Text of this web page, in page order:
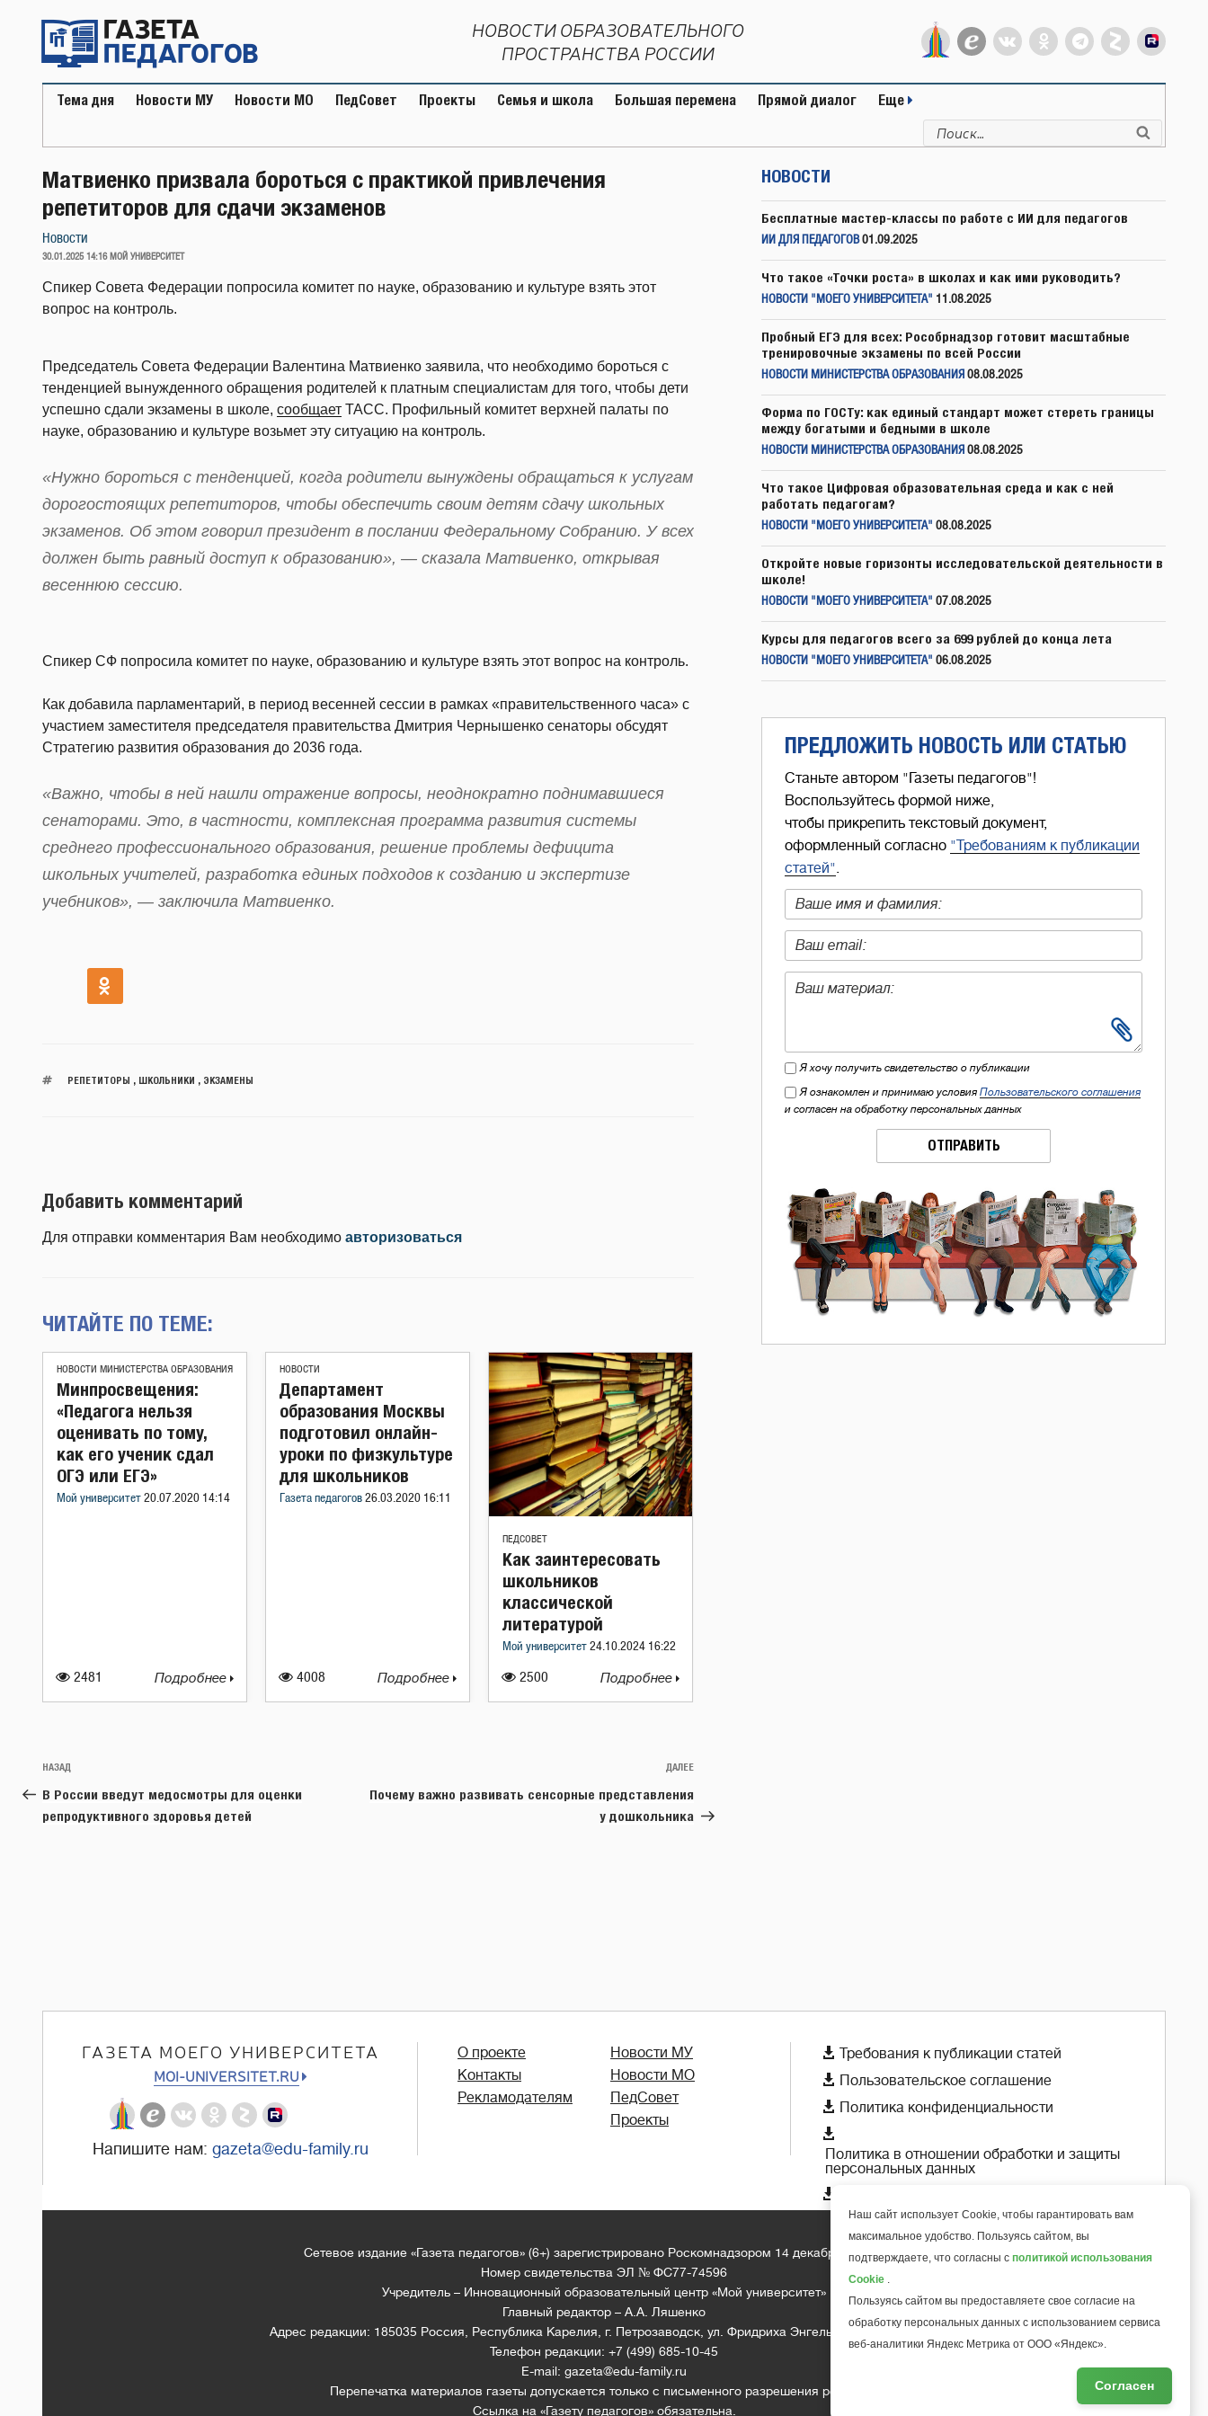
содержимому
НОВОСТИ ОБРАЗОВАТЕЛЬНОГО
ПРОСТРАНСТВА РОССИИ
Тема дня Новости МУ Новости МО ПедСовет Проекты Семья и школа Большая перемена Прямой диалог Еще
Искать:
Матвиенко призвала бороться с практикой привлечения
репетиторов для сдачи экзаменов
Новости
ОПУБЛИКОВАНО
30.01.2025 14:16 МОЙ УНИВЕРСИТЕТ
Спикер Совета Федерации попросила комитет по науке, образованию и культуре взять этот
вопрос на контроль.
Председатель Совета Федерации Валентина Матвиенко заявила, что необходимо бороться с
тенденцией вынужденного обращения родителей к платным специалистам для того, чтобы дети
успешно сдали экзамены в школе, сообщает ТАСС. Профильный комитет верхней палаты по
науке, образованию и культуре возьмет эту ситуацию на контроль.
«Нужно бороться с тенденцией, когда родители вынуждены обращаться к услугам
дорогостоящих репетиторов, чтобы обеспечить своим детям сдачу школьных
экзаменов. Об этом говорил президент в послании Федеральному Собранию. У всех
должен быть равный доступ к образованию», — сказала Матвиенко, открывая
весеннюю сессию.
Спикер СФ попросила комитет по науке, образованию и культуре взять этот вопрос на контроль.
Как добавила парламентарий, в период весенней сессии в рамках «правительственного часа» с
участием заместителя председателя правительства Дмитрия Чернышенко сенаторы обсудят
Стратегию развития образования до 2036 года.
«Важно, чтобы в ней нашли отражение вопросы, неоднократно поднимавшиеся
сенаторами. Это, в частности, комплексная программа развития системы
среднего профессионального образования, решение проблемы дефицита
школьных учителей, разработка единых подходов к созданию и экспертизе
учебников», — заключила Матвиенко.
РЕПЕТИТОРЫ ШКОЛЬНИКИ ЭКЗАМЕНЫ
Добавить комментарий
Для отправки комментария Вам необходимо авторизоваться
ЧИТАЙТЕ ПО ТЕМЕ:
НОВОСТИ МИНИСТЕРСТВА ОБРАЗОВАНИЯ
2481
Минпросвещения:
«Педагога нельзя
оценивать по тому,
как его ученик сдал
ОГЭ или ЕГЭ»
Мой университет 20.07.2020 14:14
Подробнее
НОВОСТИ
4008
Департамент
образования Москвы
подготовил онлайн-
уроки по физкультуре
для школьников
Газета педагогов 26.03.2020 16:11
Подробнее
ПЕДСОВЕТ
2500
Как заинтересовать
школьников
классической
литературой
Мой университет 24.10.2024 16:22
Подробнее
Навигация
по
записям
Предыдущая
запись:
НАЗАД
В России введут медосмотры для оценки
репродуктивного здоровья детей
Следующая
ДАЛЕЕ
Почему важно развивать сенсорные представления
у дошкольника
НОВОСТИ
Бесплатные мастер-классы по работе с ИИ для педагогов
ИИ ДЛЯ ПЕДАГОГОВ 01.09.2025
Что такое «Точки роста» в школах и как ими руководить?
НОВОСТИ "МОЕГО УНИВЕРСИТЕТА" 11.08.2025
Пробный ЕГЭ для всех: Рособрнадзор готовит масштабные
тренировочные экзамены по всей России
НОВОСТИ МИНИСТЕРСТВА ОБРАЗОВАНИЯ 08.08.2025
Форма по ГОСТу: как единый стандарт может стереть границы
между богатыми и бедными в школе
НОВОСТИ МИНИСТЕРСТВА ОБРАЗОВАНИЯ 08.08.2025
Что такое Цифровая образовательная среда и как с ней
работать педагогам?
НОВОСТИ "МОЕГО УНИВЕРСИТЕТА" 08.08.2025
Откройте новые горизонты исследовательской деятельности в
школе!
НОВОСТИ "МОЕГО УНИВЕРСИТЕТА" 07.08.2025
Курсы для педагогов всего за 699 рублей до конца лета
НОВОСТИ "МОЕГО УНИВЕРСИТЕТА" 06.08.2025
ПРЕДЛОЖИТЬ НОВОСТЬ ИЛИ СТАТЬЮ
Станьте автором "Газеты педагогов"!
Воспользуйтесь формой ниже,
чтобы прикрепить текстовый документ,
оформленный согласно "Требованиям к публикации
статей".
Я хочу получить свидетельство о публикации
Я ознакомлен и принимаю условия Пользовательского соглашения
и согласен на обработку персональных данных
ОТПРАВИТЬ
ГАЗЕТА МОЕГО УНИВЕРСИТЕТА
MOI-UNIVERSITET.RU
Напишите нам: gazeta@edu-family.ru
О проекте
Контакты
Рекламодателям
Новости МУ
Новости МО
ПедСовет
Проекты
 Требования к публикации статей
 Пользовательское соглашение
 Политика конфиденциальности

Политика в отношении обработки и защиты
персональных данных

Сетевое издание «Газета педагогов» (6+) зарегистрировано Роскомнадзором 14 декабря 2018 года
Номер свидетельства ЭЛ № ФС77-74596
Учредитель – Инновационный образовательный центр «Мой университет»
Главный редактор – А.А. Ляшенко
Адрес редакции: 185035 Россия, Республика Карелия, г. Петрозаводск, ул. Фридриха Энгельса д.10, офис 211
Телефон редакции: +7 (499) 685-10-45
E-mail: gazeta@edu-family.ru
Перепечатка материалов газеты допускается только c письменного разрешения редакции
Ссылка на «Газету педагогов» обязательна.
6+
Наш сайт использует Cookie, чтобы гарантировать вам
максимальное удобство. Пользуясь сайтом, вы
подтверждаете, что согласны с политикой использования
Cookie .
Пользуясь сайтом вы предоставляете свое согласие на
обработку персональных данных с использованием сервиса
веб-аналитики Яндекс Метрика от ООО «Яндекс».
Согласен